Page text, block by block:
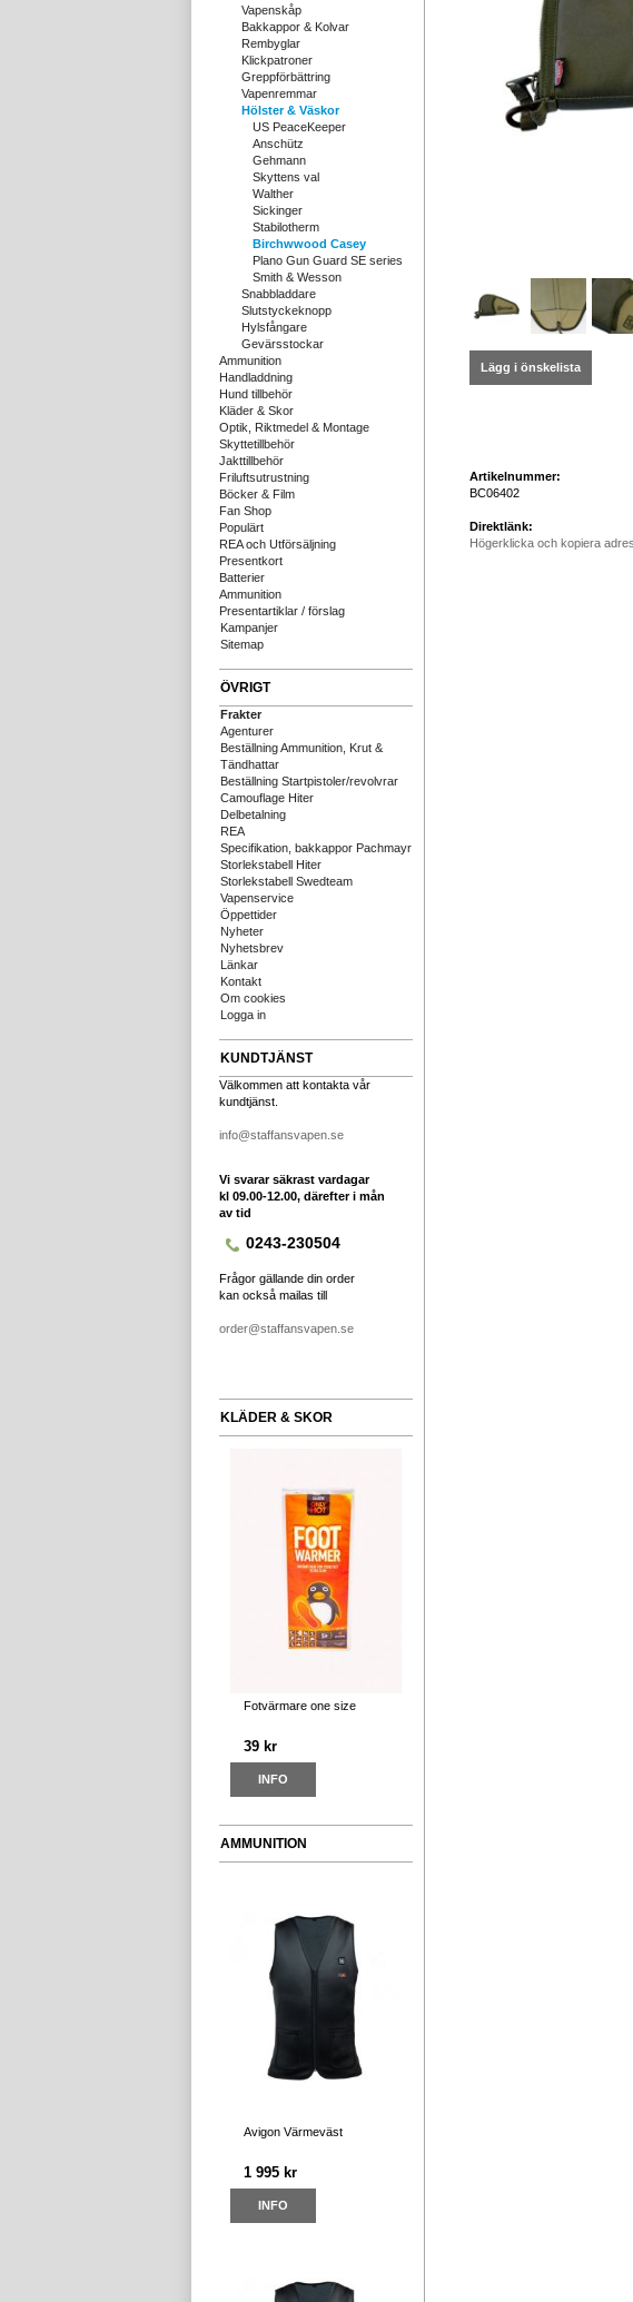
Vapenskåp
Bakkappor & Kolvar
Rembyglar
Klickpatroner
Greppförbättring
Vapenremmar
Hölster & Väskor
US PeaceKeeper
Anschütz
Gehmann
Skyttens val
Walther
Sickinger
Stabilotherm
Birchwwood Casey
Plano Gun Guard SE series
Smith & Wesson
Snabbladdare
Slutstyckeknopp
Hylsfångare
Gevärsstockar
Ammunition
Handladdning
Hund tillbehör
Kläder & Skor
Optik, Riktmedel & Montage
Skyttetillbehör
Jakttillbehör
Friluftsutrustning
Böcker & Film
Fan Shop
Populärt
REA och Utförsäljning
Presentkort
Batterier
Ammunition
Presentartiklar / förslag
Kampanjer
Sitemap
ÖVRIGT
Frakter
Agenturer
Beställning Ammunition, Krut &
Tändhattar
Beställning Startpistoler/revolvrar
Camouflage Hiter
Delbetalning
REA
Specifikation, bakkappor Pachmayr
Storlekstabell Hiter
Storlekstabell Swedteam
Vapenservice
Öppettider
Nyheter
Nyhetsbrev
Länkar
Kontakt
Om cookies
Logga in
KUNDTJÄNST
Välkommen att kontakta vår
kundtjänst.
info@staffansvapen.se
Vi svarar säkrast vardagar
kl 09.00-12.00, därefter i mån
av tid
0243-230504
Frågor gällande din order
kan också mailas till
order@staffansvapen.se
KLÄDER & SKOR
Fotvärmare one size
39 kr
INFO
AMMUNITION
Avigon Värmeväst
1 995 kr
INFO
Lägg i önskelista
Artikelnummer:
BC06402
Direktlänk:
Högerklicka och kopiera